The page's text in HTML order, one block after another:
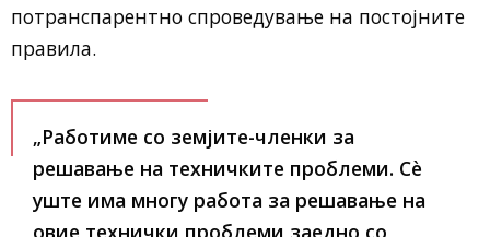
потранспарентно спроведување на постојните
правила.
„Работиме со земјите-членки за
решавање на техничките проблеми. Сè
уште има многу работа за решавање на